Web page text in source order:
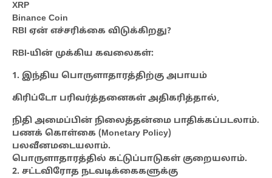
XRP
Binance Coin
RBI ஏன் எச்சரிக்கை விடுக்கிறது?
RBI-யின் முக்கிய கவலைகள்:
1. இந்திய பொருளாதாரத்திற்கு அபாயம்
கிரிப்டோ பரிவர்த்தனைகள் அதிகரித்தால்,
நிதி அமைப்பின் நிலைத்தன்மை பாதிக்கப்படலாம்.
பணக் கொள்கை (Monetary Policy)
பலவீனமடையலாம்.
பொருளாதாரத்தில் கட்டுப்பாடுகள் குறையலாம்.
2. சட்டவிரோத நடவடிக்கைகளுக்கு